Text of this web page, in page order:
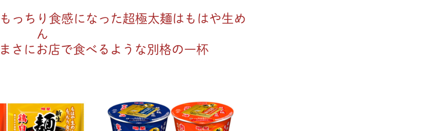
っちり食感になった超極太麺はもはや生め
ん
さにお店で食べるような別格の一杯